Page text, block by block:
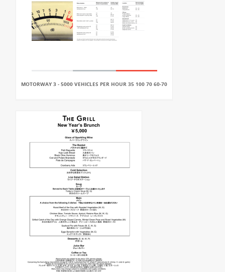
MOTORWAY 3 - 5000 VEHICLES PER HOUR 35 100 70 60-70